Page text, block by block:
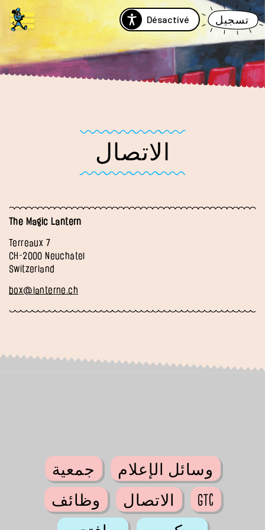
Désactivé تسجيل
الاتصال
The Magic Lantern
Terreaux 7
CH-2000 Neuchâtel
Switzerland
box@lanterne.ch
جمعية
وسائل الإعلام
وظائف
الاتصال
GTC